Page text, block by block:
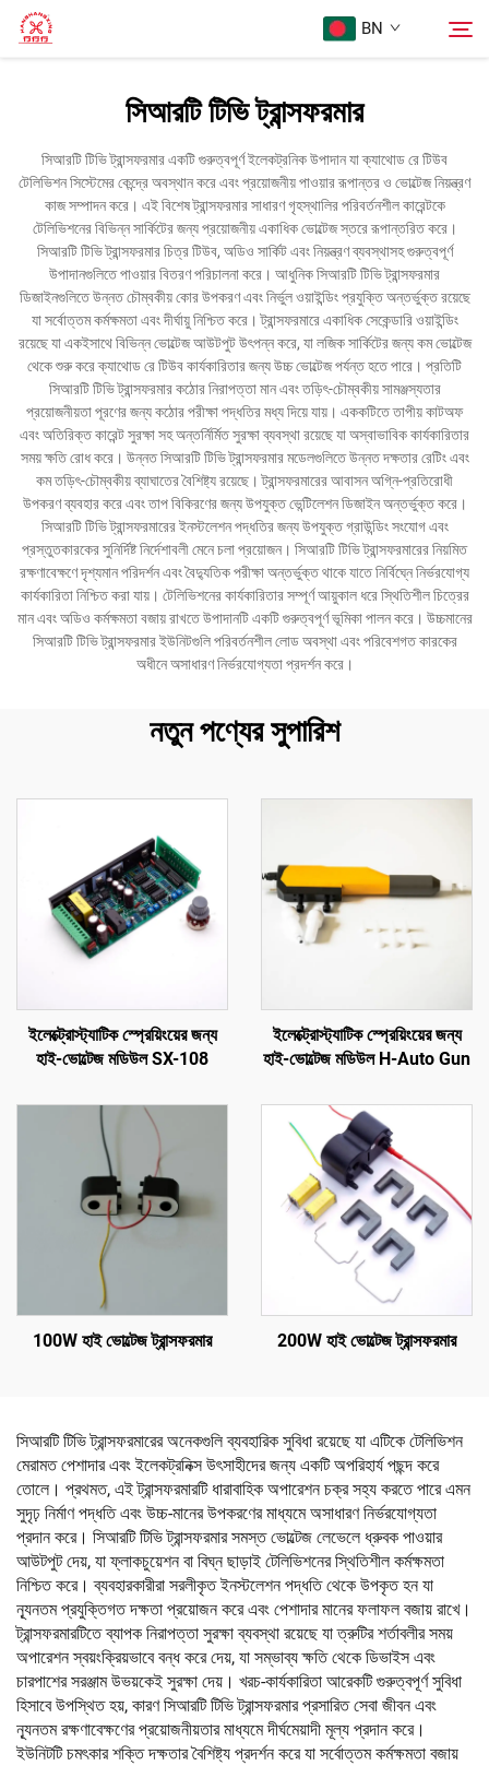
BN
আমাদের সম্পর্কে
মামলা
আমাদের সাথে যোগাযোগ করুন
অনুসন্ধান
সিআরটি টিভি ট্রান্সফরমার
সিআরটি টিভি ট্রান্সফরমার একটি গুরুত্বপূর্ণ ইলেকট্রনিক উপাদান যা ক্যাথোড রে টিউব
টেলিভিশন সিস্টেমের কেন্দ্রে অবস্থান করে এবং প্রয়োজনীয় পাওয়ার রূপান্তর ও ভোল্টেজ নিয়ন্ত্রণ
কাজ সম্পাদন করে। এই বিশেষ ট্রান্সফরমার সাধারণ গৃহস্থালির পরিবর্তনশীল কারেন্টকে
টেলিভিশনের বিভিন্ন সার্কিটের জন্য প্রয়োজনীয় একাধিক ভোল্টেজ স্তরে রূপান্তরিত করে।
সিআরটি টিভি ট্রান্সফরমার চিত্র টিউব, অডিও সার্কিট এবং নিয়ন্ত্রণ ব্যবস্থাসহ গুরুত্বপূর্ণ
উপাদানগুলিতে পাওয়ার বিতরণ পরিচালনা করে। আধুনিক সিআরটি টিভি ট্রান্সফরমার
ডিজাইনগুলিতে উন্নত চৌম্বকীয় কোর উপকরণ এবং নির্ভুল ওয়াইন্ডিং প্রযুক্তি অন্তর্ভুক্ত রয়েছে
যা সর্বোত্তম কর্মক্ষমতা এবং দীর্ঘায়ু নিশ্চিত করে। ট্রান্সফরমারে একাধিক সেকেন্ডারি ওয়াইন্ডিং
রয়েছে যা একইসাথে বিভিন্ন ভোল্টেজ আউটপুট উৎপন্ন করে, যা লজিক সার্কিটের জন্য কম ভোল্টেজ
থেকে শুরু করে ক্যাথোড রে টিউব কার্যকারিতার জন্য উচ্চ ভোল্টেজ পর্যন্ত হতে পারে। প্রতিটি
সিআরটি টিভি ট্রান্সফরমার কঠোর নিরাপত্তা মান এবং তড়িৎ-চৌম্বকীয় সামঞ্জস্যতার
প্রয়োজনীয়তা পূরণের জন্য কঠোর পরীক্ষা পদ্ধতির মধ্য দিয়ে যায়। এককটিতে তাপীয় কাটঅফ
এবং অতিরিক্ত কারেন্ট সুরক্ষা সহ অন্তর্নির্মিত সুরক্ষা ব্যবস্থা রয়েছে যা অস্বাভাবিক কার্যকারিতার
সময় ক্ষতি রোধ করে। উন্নত সিআরটি টিভি ট্রান্সফরমার মডেলগুলিতে উন্নত দক্ষতার রেটিং এবং
কম তড়িৎ-চৌম্বকীয় ব্যাঘাতের বৈশিষ্ট্য রয়েছে। ট্রান্সফরমারের আবাসন অগ্নি-প্রতিরোধী
উপকরণ ব্যবহার করে এবং তাপ বিকিরণের জন্য উপযুক্ত ভেন্টিলেশন ডিজাইন অন্তর্ভুক্ত করে।
সিআরটি টিভি ট্রান্সফরমারের ইনস্টলেশন পদ্ধতির জন্য উপযুক্ত গ্রাউন্ডিং সংযোগ এবং
প্রস্তুতকারকের সুনির্দিষ্ট নির্দেশাবলী মেনে চলা প্রয়োজন। সিআরটি টিভি ট্রান্সফরমারের নিয়মিত
রক্ষণাবেক্ষণে দৃশ্যমান পরিদর্শন এবং বৈদ্যুতিক পরীক্ষা অন্তর্ভুক্ত থাকে যাতে নির্বিঘ্নে নির্ভরযোগ্য
কার্যকারিতা নিশ্চিত করা যায়। টেলিভিশনের কার্যকারিতার সম্পূর্ণ আয়ুকাল ধরে স্থিতিশীল চিত্রের
মান এবং অডিও কর্মক্ষমতা বজায় রাখতে উপাদানটি একটি গুরুত্বপূর্ণ ভূমিকা পালন করে। উচ্চমানের
সিআরটি টিভি ট্রান্সফরমার ইউনিটগুলি পরিবর্তনশীল লোড অবস্থা এবং পরিবেশগত কারকের
অধীনে অসাধারণ নির্ভরযোগ্যতা প্রদর্শন করে।
নতুন পণ্যের সুপারিশ
ইলেক্ট্রোস্ট্যাটিক স্প্রেয়িংয়ের জন্য
হাই-ভোল্টেজ মডিউল SX-108
ইলেক্ট্রোস্ট্যাটিক স্প্রেয়িংয়ের জন্য
হাই-ভোল্টেজ মডিউল H-Auto Gun
100W হাই ভোল্টেজ ট্রান্সফরমার 200W হাই ভোল্টেজ ট্রান্সফরমার
সিআরটি টিভি ট্রান্সফরমারের অনেকগুলি ব্যবহারিক সুবিধা রয়েছে যা এটিকে টেলিভিশন
মেরামত পেশাদার এবং ইলেকট্রনিক্স উৎসাহীদের জন্য একটি অপরিহার্য পছন্দ করে
তোলে। প্রথমত, এই ট্রান্সফরমারটি ধারাবাহিক অপারেশন চক্র সহ্য করতে পারে এমন
সুদৃঢ় নির্মাণ পদ্ধতি এবং উচ্চ-মানের উপকরণের মাধ্যমে অসাধারণ নির্ভরযোগ্যতা
প্রদান করে। সিআরটি টিভি ট্রান্সফরমার সমস্ত ভোল্টেজ লেভেলে ধ্রুবক পাওয়ার
আউটপুট দেয়, যা ফ্লাকচুয়েশন বা বিঘ্ন ছাড়াই টেলিভিশনের স্থিতিশীল কর্মক্ষমতা
নিশ্চিত করে। ব্যবহারকারীরা সরলীকৃত ইনস্টলেশন পদ্ধতি থেকে উপকৃত হন যা
ন্যূনতম প্রযুক্তিগত দক্ষতা প্রয়োজন করে এবং পেশাদার মানের ফলাফল বজায় রাখে।
ট্রান্সফরমারটিতে ব্যাপক নিরাপত্তা সুরক্ষা ব্যবস্থা রয়েছে যা ত্রুটির শর্তাবলীর সময়
অপারেশন স্বয়ংক্রিয়ভাবে বন্ধ করে দেয়, যা সম্ভাব্য ক্ষতি থেকে ডিভাইস এবং
চারপাশের সরঞ্জাম উভয়কেই সুরক্ষা দেয়। খরচ-কার্যকারিতা আরেকটি গুরুত্বপূর্ণ সুবিধা
হিসাবে উপস্থিত হয়, কারণ সিআরটি টিভি ট্রান্সফরমার প্রসারিত সেবা জীবন এবং
ন্যূনতম রক্ষণাবেক্ষণের প্রয়োজনীয়তার মাধ্যমে দীর্ঘমেয়াদী মূল্য প্রদান করে।
ইউনিটটি চমৎকার শক্তি দক্ষতার বৈশিষ্ট্য প্রদর্শন করে যা সর্বোত্তম কর্মক্ষমতা বজায়